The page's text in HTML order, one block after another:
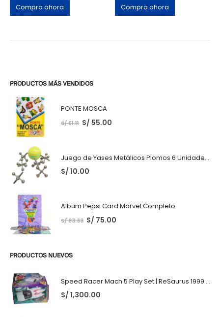
Compra ahora Compra ahora
PRODUCTOS MÁS VENDIDOS
PONTE MOSCA
S/61.11 S/ 55.00
Juego de Yases Metálicos Plomos 6 Unidades + Pelota de Goma (En Bolsita Lista para Regalar)
S/ 10.00
Album Pepsi Card Marvel Completo
S/83.33 S/ 75.00
PRODUCTOS NUEVOS
Speed Racer Mach 5 Play Set | ReSaurus 1999 | Meteoro
S/ 1,300.00